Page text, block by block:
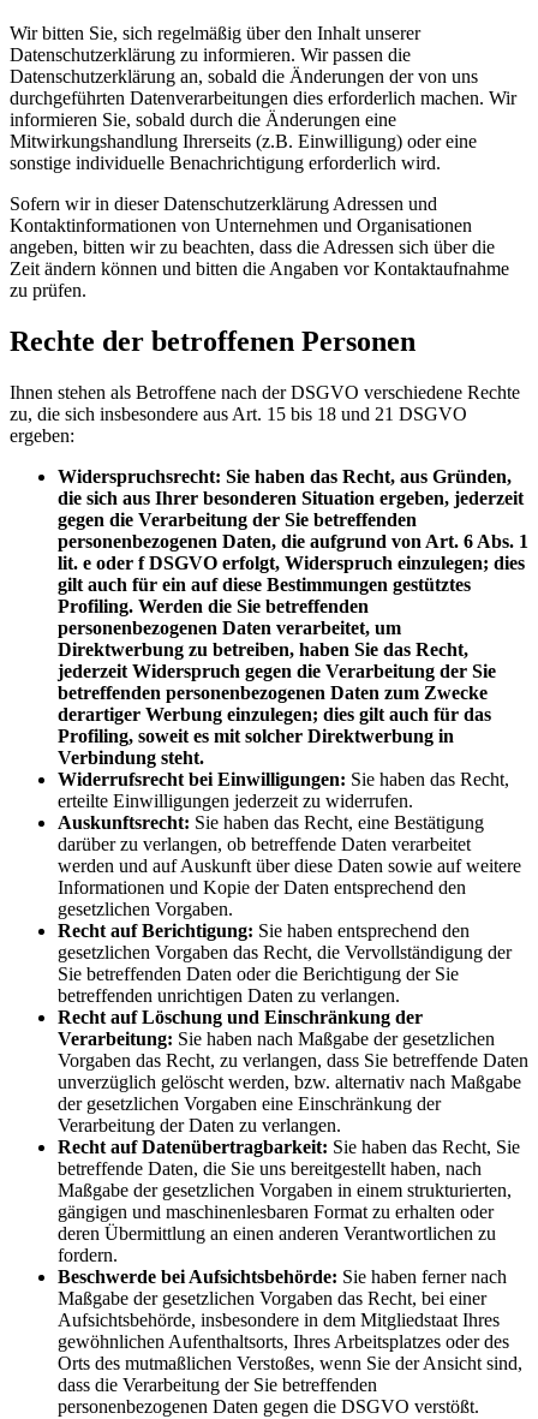
Wir bitten Sie, sich regelmäßig über den Inhalt unserer
Datenschutzerklärung zu informieren. Wir passen die
Datenschutzerklärung an, sobald die Änderungen der von uns
durchgeführten Datenverarbeitungen dies erforderlich machen. Wir
informieren Sie, sobald durch die Änderungen eine
Mitwirkungshandlung Ihrerseits (z.B. Einwilligung) oder eine
sonstige individuelle Benachrichtigung erforderlich wird.
Sofern wir in dieser Datenschutzerklärung Adressen und
Kontaktinformationen von Unternehmen und Organisationen
angeben, bitten wir zu beachten, dass die Adressen sich über die
Zeit ändern können und bitten die Angaben vor Kontaktaufnahme
zu prüfen.
Rechte der betroffenen Personen
Ihnen stehen als Betroffene nach der DSGVO verschiedene Rechte
zu, die sich insbesondere aus Art. 15 bis 18 und 21 DSGVO
ergeben:
Widerspruchsrecht: Sie haben das Recht, aus Gründen,
die sich aus Ihrer besonderen Situation ergeben, jederzeit
gegen die Verarbeitung der Sie betreffenden
personenbezogenen Daten, die aufgrund von Art. 6 Abs. 1
lit. e oder f DSGVO erfolgt, Widerspruch einzulegen; dies
gilt auch für ein auf diese Bestimmungen gestütztes
Profiling. Werden die Sie betreffenden
personenbezogenen Daten verarbeitet, um
Direktwerbung zu betreiben, haben Sie das Recht,
jederzeit Widerspruch gegen die Verarbeitung der Sie
betreffenden personenbezogenen Daten zum Zwecke
derartiger Werbung einzulegen; dies gilt auch für das
Profiling, soweit es mit solcher Direktwerbung in
Verbindung steht.
Widerrufsrecht bei Einwilligungen: Sie haben das Recht,
erteilte Einwilligungen jederzeit zu widerrufen.
Auskunftsrecht: Sie haben das Recht, eine Bestätigung
darüber zu verlangen, ob betreffende Daten verarbeitet
werden und auf Auskunft über diese Daten sowie auf weitere
Informationen und Kopie der Daten entsprechend den
gesetzlichen Vorgaben.
Recht auf Berichtigung: Sie haben entsprechend den
gesetzlichen Vorgaben das Recht, die Vervollständigung der
Sie betreffenden Daten oder die Berichtigung der Sie
betreffenden unrichtigen Daten zu verlangen.
Recht auf Löschung und Einschränkung der
Verarbeitung: Sie haben nach Maßgabe der gesetzlichen
Vorgaben das Recht, zu verlangen, dass Sie betreffende Daten
unverzüglich gelöscht werden, bzw. alternativ nach Maßgabe
der gesetzlichen Vorgaben eine Einschränkung der
Verarbeitung der Daten zu verlangen.
Recht auf Datenübertragbarkeit: Sie haben das Recht, Sie
betreffende Daten, die Sie uns bereitgestellt haben, nach
Maßgabe der gesetzlichen Vorgaben in einem strukturierten,
gängigen und maschinenlesbaren Format zu erhalten oder
deren Übermittlung an einen anderen Verantwortlichen zu
fordern.
Beschwerde bei Aufsichtsbehörde: Sie haben ferner nach
Maßgabe der gesetzlichen Vorgaben das Recht, bei einer
Aufsichtsbehörde, insbesondere in dem Mitgliedstaat Ihres
gewöhnlichen Aufenthaltsorts, Ihres Arbeitsplatzes oder des
Orts des mutmaßlichen Verstoßes, wenn Sie der Ansicht sind,
dass die Verarbeitung der Sie betreffenden
personenbezogenen Daten gegen die DSGVO verstößt.